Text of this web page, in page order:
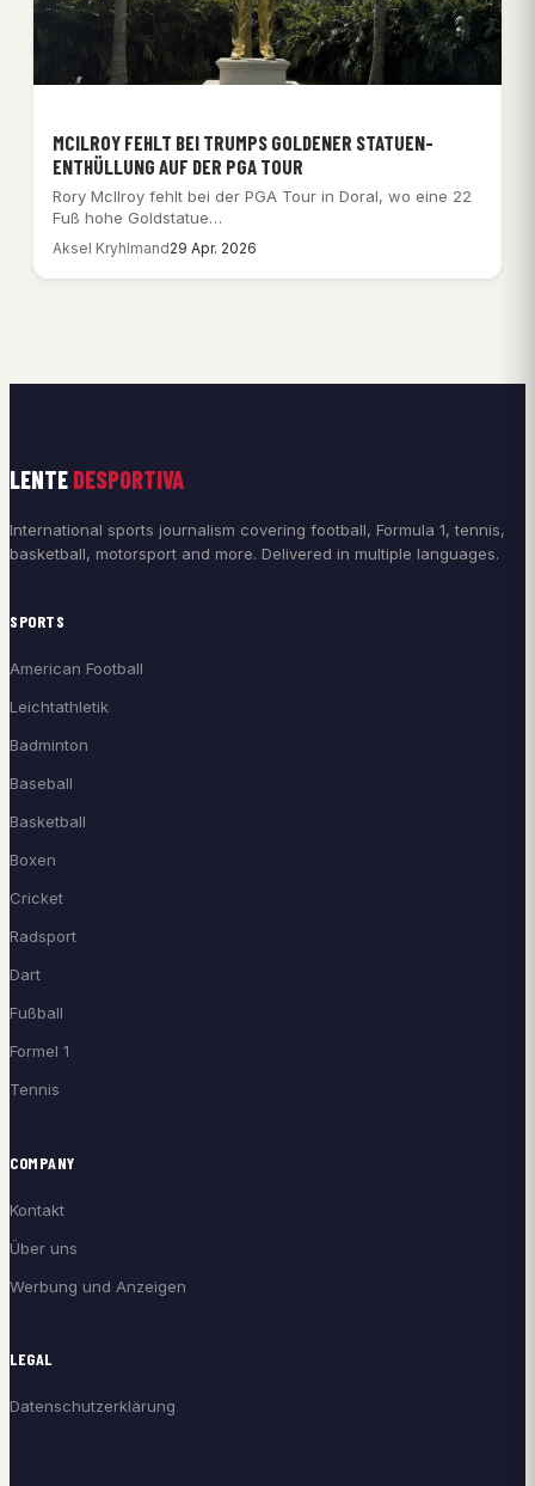
MCILROY FEHLT BEI TRUMPS GOLDENER STATUEN-
ENTHÜLLUNG AUF DER PGA TOUR
Rory McIlroy fehlt bei der PGA Tour in Doral, wo eine 22
Fuß hohe Goldstatue…
Aksel Kryhlmand29 Apr. 2026
LENTE DESPORTIVA
International sports journalism covering football, Formula 1, tennis,
basketball, motorsport and more. Delivered in multiple languages.
SPORTS
American Football
Leichtathletik
Badminton
Baseball
Basketball
Boxen
Cricket
Radsport
Dart
Fußball
Formel 1
Tennis
COMPANY
Kontakt
Über uns
Werbung und Anzeigen
LEGAL
Datenschutzerklärung